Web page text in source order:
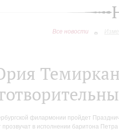
Все новости
филармонии пройдет
в исполнении баритона